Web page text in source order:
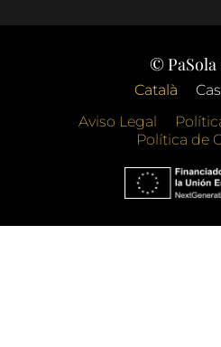
© PaSola
Català
Aviso Legal
Política de